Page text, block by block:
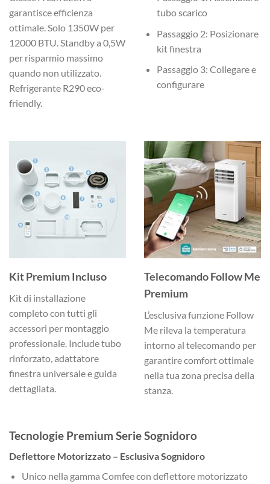
garantisce efficienza
ottimale. Solo 1350W per
12000 BTU. Standby a 0,5W
per risparmio massimo
quando non utilizzato.
Refrigerante R290 eco-
friendly.
tubo scarico
Passaggio 2: Posizionare
kit finestra
Passaggio 3: Collegare e
configurare
Kit Premium Incluso
Kit di installazione
completo con tutti gli
accessori per montaggio
professionale. Include tubo
rinforzato, adattatore
finestra universale e guida
dettagliata.
Telecomando Follow Me
Premium
L’esclusiva funzione Follow
Me rileva la temperatura
intorno al telecomando per
garantire comfort ottimale
nella tua zona precisa della
stanza.
Tecnologie Premium Serie Sognidoro
Deflettore Motorizzato – Esclusiva Sognidoro
Unico nella gamma Comfee con deflettore motorizzato